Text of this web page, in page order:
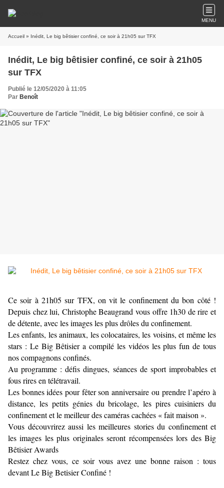
MENU
Accueil » Inédit, Le big bêtisier confiné, ce soir à 21h05 sur TFX
Inédit, Le big bêtisier confiné, ce soir à 21h05
sur TFX
Publié le 12/05/2020 à 11:05
Par Benoît
Ce soir à 21h05 sur TFX, on vit le confinement du bon côté !
Depuis chez lui, Christophe Beaugrand vous offre 1h30 de rire et
de détente, avec les images les plus drôles du confinement.
Les enfants, les animaux, les colocataires, les voisins, et même les
stars : Le Big Bêtisier a compilé les vidéos les plus fun de tous
nos compagnons confinés.
Au programme : défis dingues, séances de sport improbables et
fous rires en télétravail.
Les bonnes idées pour fêter son anniversaire ou prendre l’apéro à
distance, les petits génies du bricolage, les pires cuisiniers du
confinement et le meilleur des caméras cachées « fait maison ».
Vous découvrirez aussi les meilleures stories du confinement et
les images les plus originales seront récompensées lors des Big
Bêtisier Awards
Restez chez vous, ce soir vous avez une bonne raison : tous
devant Le Big Betisier Confiné !